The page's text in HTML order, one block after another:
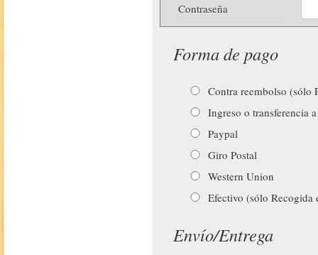
Contraseña
Forma de pago
Contra reembolso (sólo
Ingreso o transferencia
Paypal
Giro Postal
Western Union
Efectivo (sólo Recogida
Envío/Entrega